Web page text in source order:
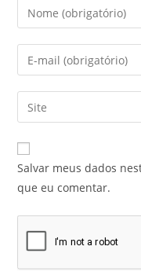
Salvar meus dados
que eu comentar.